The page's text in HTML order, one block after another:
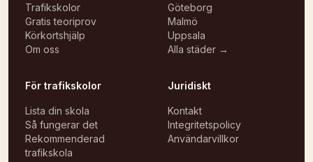
Trafikskolor
Gratis teoriprov
Körkortshjälp
Om oss
Göteborg
Malmö
Uppsala
Alla städer →
För trafikskolor
Lista din skola
Så fungerar det
Rekommenderad
trafikskola
Juridiskt
Kontakt
Integritetspolicy
Användarvillkor